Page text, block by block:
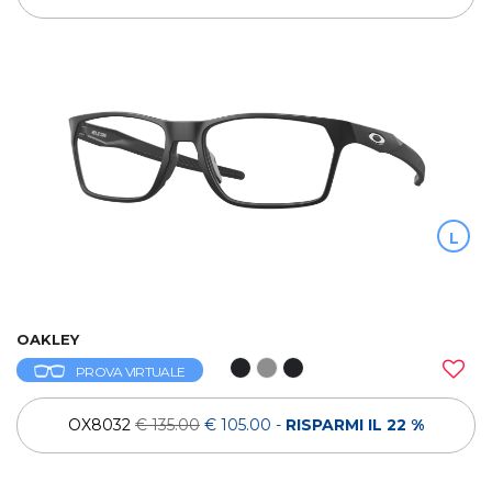
L
OAKLEY
PROVA VIRTUALE
OX8032 € 135.00 € 105.00 - RISPARMI IL 22 %